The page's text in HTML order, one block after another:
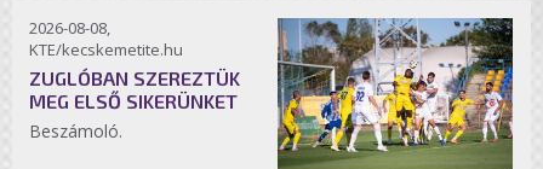
2026-08-08,
KTE/kecskemetite.hu
ZUGLÓBAN SZEREZTÜK
MEG ELSŐ SIKERÜNKET
Beszámoló.